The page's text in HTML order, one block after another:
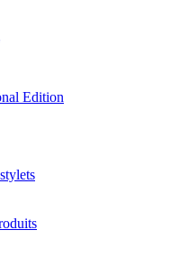
Edition